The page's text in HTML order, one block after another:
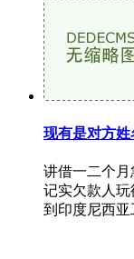
现有是对方
讲借一二个
记实欠款人
到印度尼西